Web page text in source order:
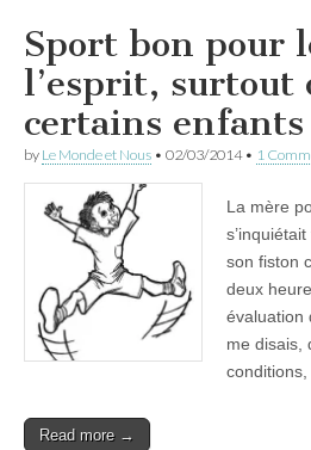
Sport bon pour
l’esprit, surtout
certains enfants
by Le Monde et Nous • 02/03/2014• 1
La mère
son fiston
deux
évaluation
me disais,
conditions,
Read more →